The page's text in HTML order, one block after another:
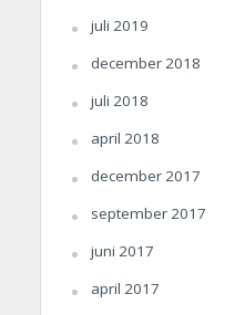
juli 2019
december 2018
juli 2018
april 2018
december 2017
september 2017
juni 2017
april 2017